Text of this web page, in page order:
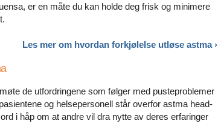
er en måte du kan holde deg frisk og minimere
Les mer om hvordan forkjølelse utløse astma ›
de utfordringene som følger med pusteproblemer
og helsepersonell står overfor astma head-
i håp om at andre vil dra nytte av deres erfaringer